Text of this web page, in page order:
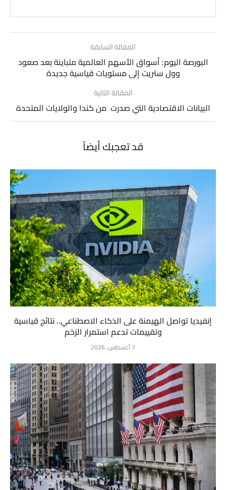
المقالة السابقة
البورصة اليوم: أسواق الأسهم العالمية متباينة بعد صعود
وول ستريت إلى مستويات قياسية جديدة
المقالة التالية
البيانات الاقتصادية التي صدرت من كندا والولايات المتحدة
قد تعجبك أيضاً
إنفيديا تواصل الهيمنة على الذكاء الاصطناعي.. نتائج قياسية
وتقييمات تدعم استمرار الزخم
7 أغسطس، 2026